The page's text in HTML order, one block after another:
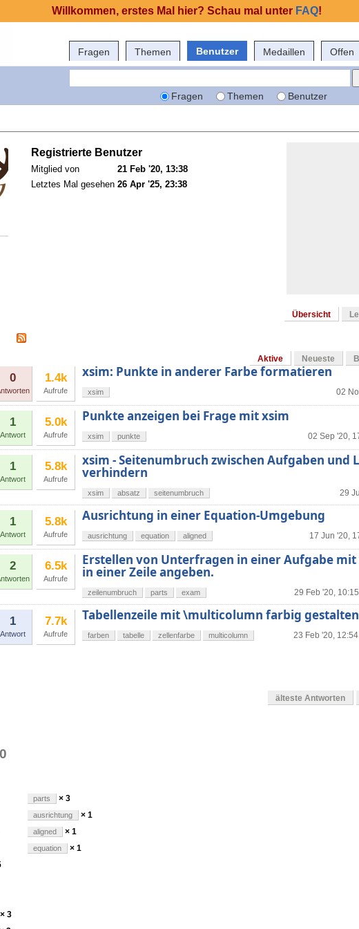
Fragen Themen Benutzer Medaillen Offen
Fragen Themen Benutzer
Registrierte Benutzer
Mitglied von
21 Feb '20, 13:38
Letztes Mal gesehen 26 Apr '25, 23:38
Übersicht
Aktive Neueste
0 1.4k
Aufrufe
xsim: Punkte in anderer Farbe formatieren
02
xsim
1
Antwort
5.0k
Aufrufe
Punkte anzeigen bei Frage mit xsim
02 Sep '20,
xsim punkte
1
Antwort
5.8k
Aufrufe
xsim - Seitenumbruch zwischen Aufgaben und
verhindern
29
xsim absatz seitenumbruch
1
Antwort
5.8k
Aufrufe
Ausrichtung in einer Equation-Umgebung
17 Jun '20,
ausrichtung equation aligned
2 6.5k
Aufrufe
Erstellen von Unterfragen in einer Aufgabe mit
in einer Zeile angeben.
29 Feb '20, 10:15
zeilenumbruch parts exam
1
Antwort
7.7k
Aufrufe
Tabellenzeile mit \multicolumn farbig gestalten
23 Feb '20, 12:54
farben tabelle zellenfarbe multicolumn
älteste Antworten
0
× 3
parts × 3
ausrichtung × 1
aligned × 1
equation × 1
Willkommen, erstes Mal hier? Schau mal unter FAQ!